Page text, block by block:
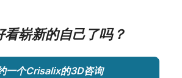
看崭新的自己了吗？
一个Crisalix的3D咨询